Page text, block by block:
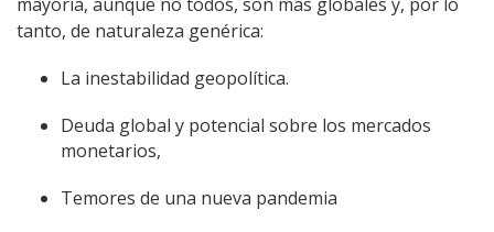
tanto, de naturaleza genérica:
La inestabilidad geopolítica.
Deuda global y potencial sobre los mercados
monetarios,
Temores de una nueva pandemia